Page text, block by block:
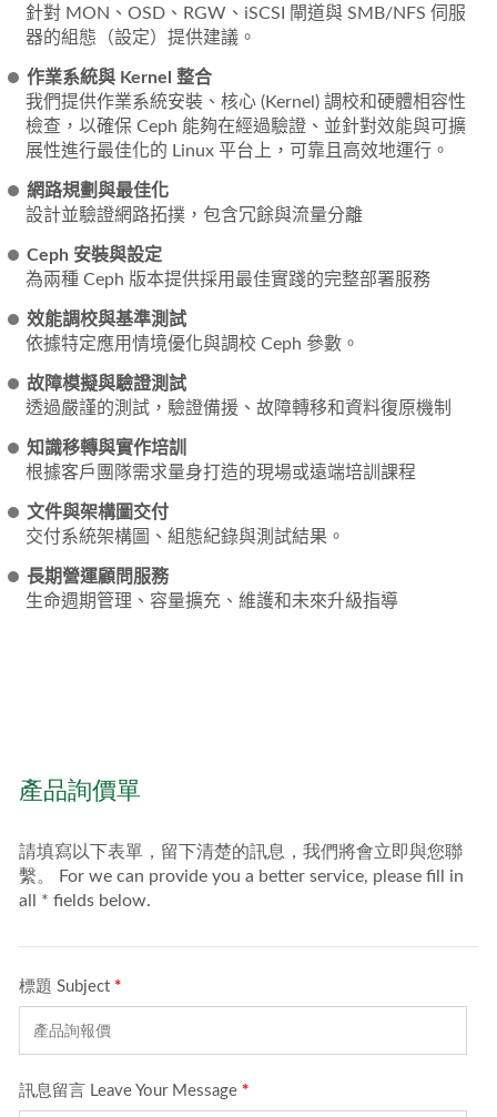
針對 MON、OSD、RGW、iSCSI 閘道與 SMB/NFS 伺服
器的組態（設定）提供建議。
作業系統與 Kernel 整合
我們提供作業系統安裝、核心 (Kernel) 調校和硬體相容性
檢查，以確保 Ceph 能夠在經過驗證、並針對效能與可擴
展性進行最佳化的 Linux 平台上，可靠且高效地運行。
網路規劃與最佳化
設計並驗證網路拓撲，包含冗餘與流量分離
Ceph 安裝與設定
為兩種 Ceph 版本提供採用最佳實踐的完整部署服務
效能調校與基準測試
依據特定應用情境優化與調校 Ceph 參數。
故障模擬與驗證測試
透過嚴謹的測試，驗證備援、故障轉移和資料復原機制
知識移轉與實作培訓
根據客戶團隊需求量身打造的現場或遠端培訓課程
文件與架構圖交付
交付系統架構圖、組態紀錄與測試結果。
長期營運顧問服務
生命週期管理、容量擴充、維護和未來升級指導